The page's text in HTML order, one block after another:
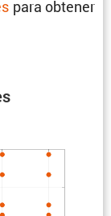
para obtener